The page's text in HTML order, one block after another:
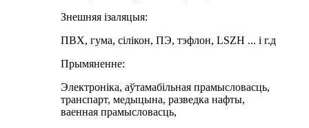
Знешняя ізаляцыя:
ПВХ, гума, сілікон, ПЭ, тэфлон, LSZH ... і г.д
Прымяненне:
Электроніка, аўтамабільная прамысловасць,
транспарт, медыцына, разведка нафты,
ваенная прамысловасць,